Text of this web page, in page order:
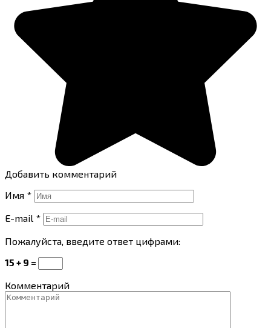
Добавить комментарий
Имя *
E-mail *
Пожалуйста, введите ответ цифрами:
15 + 9 =
Комментарий